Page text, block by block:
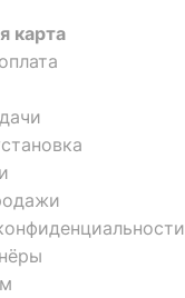
карта